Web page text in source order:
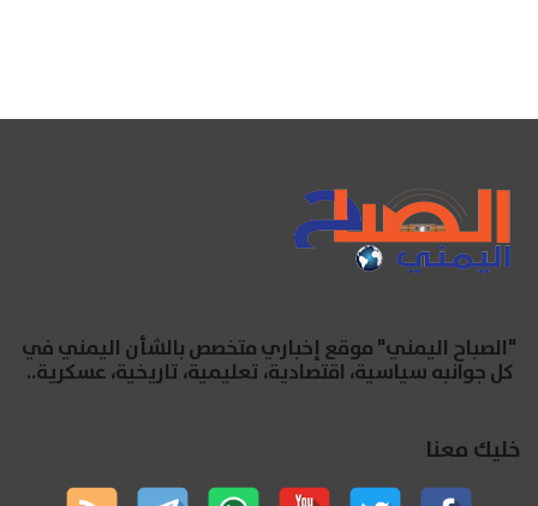
"الصباح اليمني" موقع إخباري متخصص بالشأن اليمني في
كل جوانبه سياسية، اقتصادية، تعليمية، تاريخية، عسكرية..
خليك معنا